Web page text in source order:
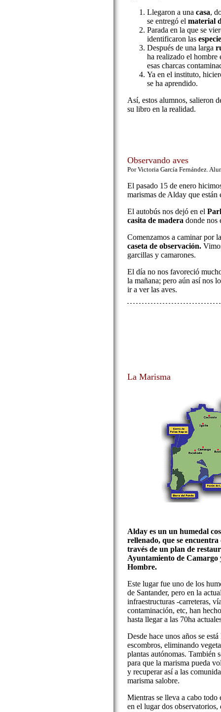
Llegaron a una casa,
se entregó el material
Parada en la que se
identificaron las
Después de una larga
ha realizado el hombre
esas charcas
Ya en el instituto,
se ha aprendido.
Así, estos alumnos, salieron
su libro en la realidad.
Observando aves
Por Victoria García Fernández.
El pasado 15 de enero
marismas de Alday que están
El autobús nos dejó en el
casita de madera donde nos
Comenzamos a caminar por
caseta de observación.
garcillas y camarones.
El día no nos favoreció
la mañana; pero aún así nos
ir a ver las aves.
La Marisma
Alday es un un humedal
rellenado, que se
través de un plan de
Ayuntamiento de
Hombre.
Este lugar fue uno de los
de Santander, pero en la
infraestructuras -carreteras,
contaminación, etc, han
hasta llegar a las 70ha
Desde hace unos años se
escombros, eliminando
plantas autónomas. También
para que la marisma pueda
y recuperar así a las
marisma salobre.
Mientras se lleva a cabo todo
en el lugar dos observatorios,